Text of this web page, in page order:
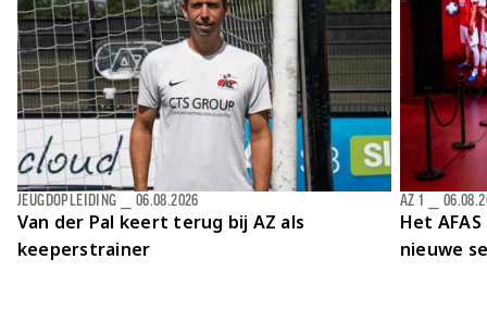
Van der Pal keert terug bij AZ als
keeperstrainer
JEUGDOPLEIDING 06.08.2026
Het
nieuwe
AZ 1